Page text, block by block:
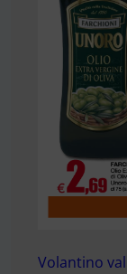
Volantino